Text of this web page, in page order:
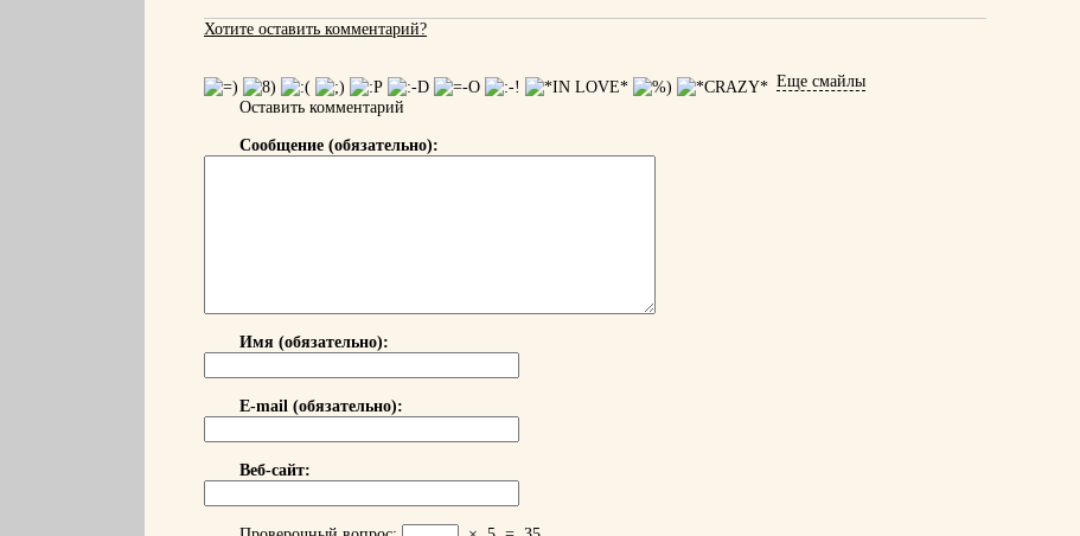
Хотите оставить комментарий?
Еще смайлы
Оставить комментарий
Сообщение (обязательно):
Имя (обязательно):
E-mail (обязательно):
Веб-сайт: